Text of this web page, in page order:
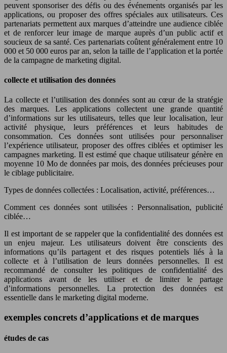
peuvent sponsoriser des défis ou des événements organisés par les
applications, ou proposer des offres spéciales aux utilisateurs. Ces
partenariats permettent aux marques d’atteindre une audience ciblée
et de renforcer leur image de marque auprès d’un public actif et
soucieux de sa santé. Ces partenariats coûtent généralement entre 10
000 et 50 000 euros par an, selon la taille de l’application et la portée
de la campagne de marketing digital.
collecte et utilisation des données
La collecte et l’utilisation des données sont au cœur de la stratégie
des marques. Les applications collectent une grande quantité
d’informations sur les utilisateurs, telles que leur localisation, leur
activité physique, leurs préférences et leurs habitudes de
consommation. Ces données sont utilisées pour personnaliser
l’expérience utilisateur, proposer des offres ciblées et optimiser les
campagnes marketing. Il est estimé que chaque utilisateur génère en
moyenne 10 Mo de données par mois, des données précieuses pour
le ciblage publicitaire.
Types de données collectées : Localisation, activité, préférences…
Comment ces données sont utilisées : Personnalisation, publicité
ciblée…
Il est important de se rappeler que la confidentialité des données est
un enjeu majeur. Les utilisateurs doivent être conscients des
informations qu’ils partagent et des risques potentiels liés à la
collecte et à l’utilisation de leurs données personnelles. Il est
recommandé de consulter les politiques de confidentialité des
applications avant de les utiliser et de limiter le partage
d’informations personnelles. La protection des données est
essentielle dans le marketing digital moderne.
exemples concrets d’applications et de marques
études de cas